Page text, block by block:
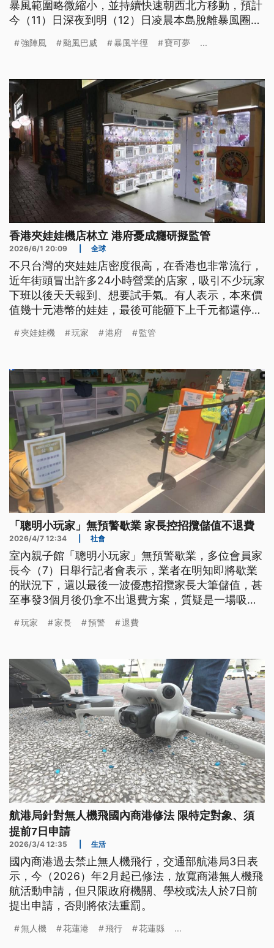
暴風範圍略微縮小，並持續快速朝西北方移動，預計
今（11）日深夜到明（12）日凌晨本島脫離暴風圈範
米。而在陽明山最大陣風12級，不少樹木、機車、都
強陣風 颱風巴威 暴風半徑 寶可夢 ...
香港夾娃娃機店林立 港府憂成癮研擬監管
2026/6/1 20:09 全球
不只台灣的夾娃娃店密度很高，在香港也非常流行，
近年街頭冒出許多24小時營業的店家，吸引不少玩家
下班以後天天報到、想要試手氣。有人表示，本來價
值幾十元港幣的娃娃，最後可能砸下上千元都還停不
強監管。
夾娃娃機 玩家 港府 監管
「聰明小玩家」無預警歇業 家長控招攬儲值不退費
2026/4/7 12:34 社會
室內親子館「聰明小玩家」無預警歇業，多位會員家
長今（7）日舉行記者會表示，業者在明知即將歇業
的狀況下，還以最後一波優惠招攬家長大筆儲值，甚
至事發3個月後仍拿不出退費方案，質疑是一場吸金
玩家 家長 預警 退費
航港局針對無人機飛國內商港修法 限特定對象、須
提前7日申請
2026/3/4 12:35 生活
國內商港過去禁止無人機飛行，交通部航港局3日表
示，今（2026）年2月起已修法，放寬商港無人機飛
航活動申請，但只限政府機關、學校或法人於7日前
提出申請，否則將依法重罰。
無人機 花蓮港 飛行 花蓮縣 ...